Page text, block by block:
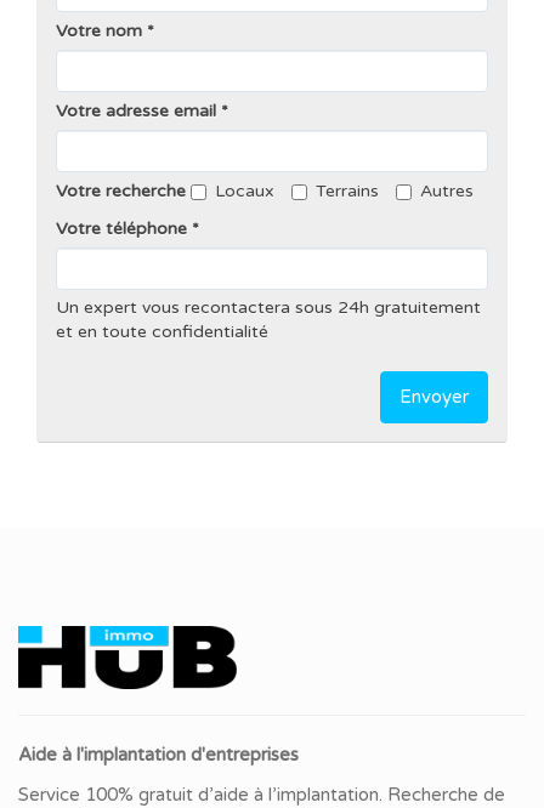
Votre nom
Votre adresse email
Votre recherche Locaux Terrains
Autres
Votre téléphone
Un expert vous recontactera sous 24h gratuitement
et en toute confidentialité
Envoyer
Aide à l'implantation d'entreprises
Service 100% gratuit d’aide à l’implantation. Recherche de